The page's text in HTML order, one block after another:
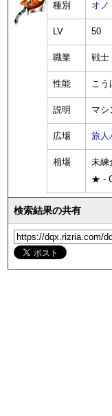
種別 オノ
LV 50
職業 戦士
性能 こう
説明 マシ
広場 旅人
相場
未練
★ -
検索結果の共有